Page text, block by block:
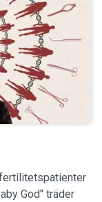
God" träder